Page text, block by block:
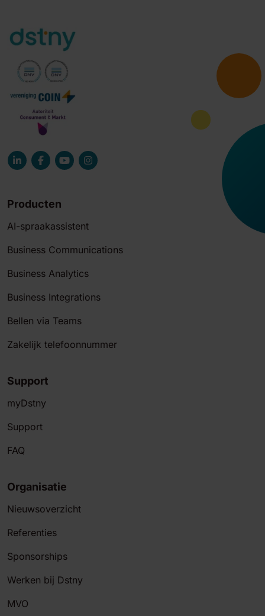
Producten
AI-spraakassistent
Business Communications
Business Analytics
Business Integrations
Bellen via Teams
Zakelijk telefoonnummer
Support
myDstny
Support
FAQ
Organisatie
Nieuwsoverzicht
Referenties
Sponsorships
Werken bij Dstny
MVO